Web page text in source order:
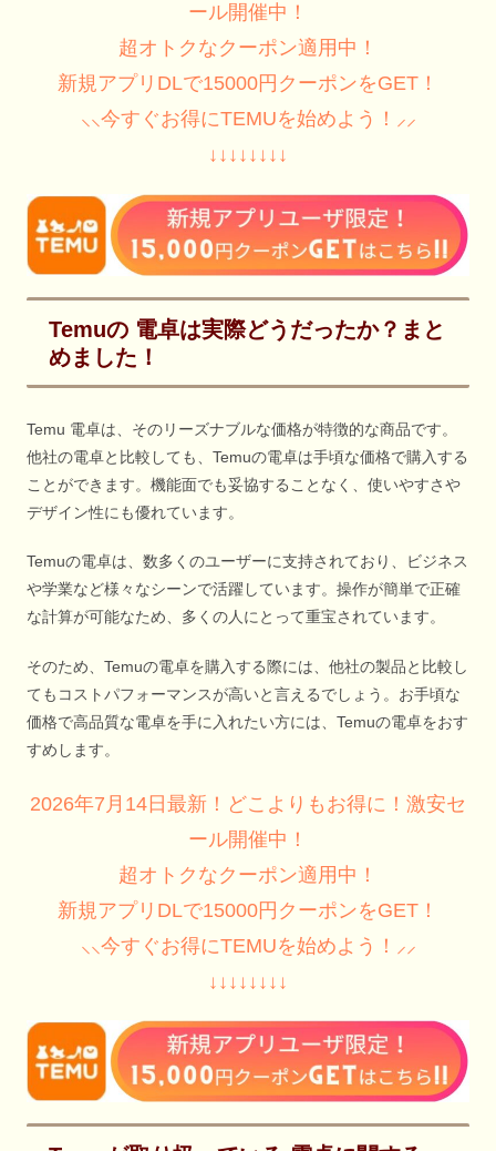
ール開催中！
超オトクなクーポン適用中！
新規アプリDLで15000円クーポンをGET！
⸜⸜今すぐお得にTEMUを始めよう！⸝⸝
↓↓↓↓↓↓↓↓
Temuの 電卓は実際どうだったか？まと
めました！
Temu 電卓は、そのリーズナブルな価格が特徴的な商品です。
他社の電卓と比較しても、Temuの電卓は手頃な価格で購入する
ことができます。機能面でも妥協することなく、使いやすさや
デザイン性にも優れています。
Temuの電卓は、数多くのユーザーに支持されており、ビジネス
や学業など様々なシーンで活躍しています。操作が簡単で正確
な計算が可能なため、多くの人にとって重宝されています。
そのため、Temuの電卓を購入する際には、他社の製品と比較し
てもコストパフォーマンスが高いと言えるでしょう。お手頃な
価格で高品質な電卓を手に入れたい方には、Temuの電卓をおす
すめします。
2026年7月14日最新！どこよりもお得に！激安セ
ール開催中！
超オトクなクーポン適用中！
新規アプリDLで15000円クーポンをGET！
⸜⸜今すぐお得にTEMUを始めよう！⸝⸝
↓↓↓↓↓↓↓↓